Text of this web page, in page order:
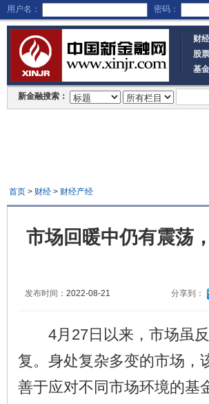
用户名： 密码：
财经
股票
基金
新金融搜索：
首页> 财经> 财经产经
市场回暖中仍有震荡
发布时间： 2022-08-21 分享到：
4月27日以来，市场虽反
复。身处复杂多变的市场，
善于应对不同市场环境的基